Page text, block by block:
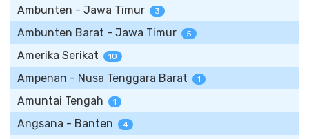
Ambunten - Jawa Timur 3
Ambunten Barat - Jawa Timur 5
Amerika Serikat 10
Ampenan - Nusa Tenggara Barat 1
Amuntai Tengah 1
Angsana - Banten 4